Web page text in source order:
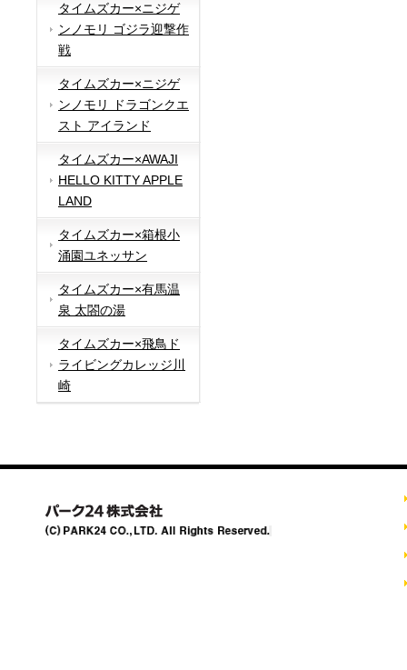
タイムズカー×ニジゲ
ンノモリ ゴジラ迎撃作
戦
タイムズカー×ニジゲ
ンノモリ ドラゴンクエ
スト アイランド
タイムズカー×AWAJI
HELLO KITTY APPLE
LAND
タイムズカー×箱根小
涌園ユネッサン
タイムズカー×有馬温
泉 太閤の湯
タイムズカー×飛鳥ド
ライビングカレッジ川
崎